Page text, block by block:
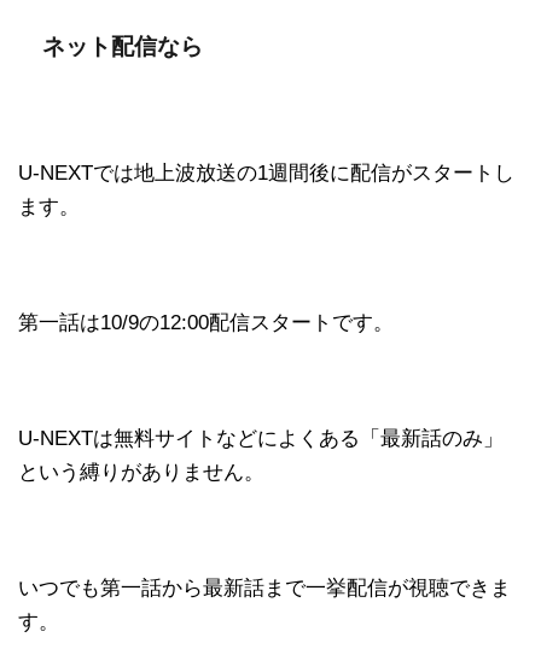
ネット配信なら
U-NEXTでは地上波放送の1週間後に配信がスタートし
ます。
第一話は10/9の12:00配信スタートです。
U-NEXTは無料サイトなどによくある「最新話のみ」
という縛りがありません。
いつでも第一話から最新話まで一挙配信が視聴できま
す。